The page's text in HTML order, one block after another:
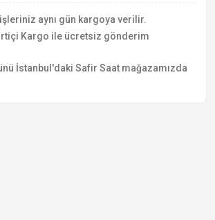
aynı gün kargoya verilir.
Kargo ile ücretsiz gönderim
İstanbul'daki Safir Saat mağazamızda